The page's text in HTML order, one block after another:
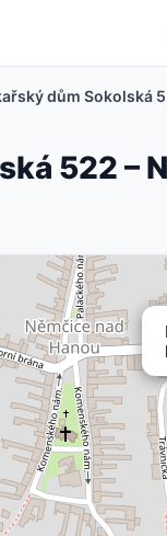
dům Sokolská
522 –